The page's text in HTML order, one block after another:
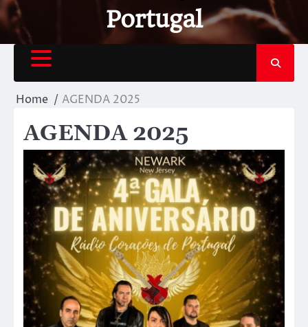
Portugal
Home AGENDA 2025
AGENDA 2025